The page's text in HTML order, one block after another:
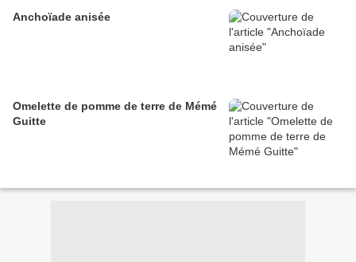
Anchoïade anisée
Omelette de pomme de terre de Mémé
Guitte